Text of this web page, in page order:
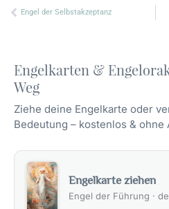
Zurück
Engel der Selbstakzeptanz
Engelkarten &
Weg
Ziehe deine Engelkarte oder
Bedeutung – kostenlos & ohne
Engelkarte ziehen
Engel der Führung ·